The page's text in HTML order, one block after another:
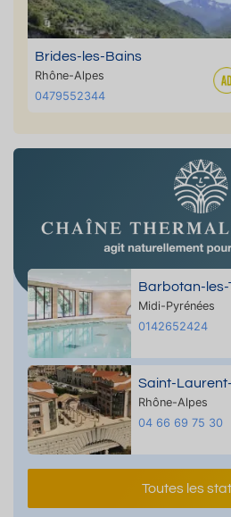
Brides-les-Bains
Rhône-Alpes
0479552344
Barbotan-les-
Midi-Pyrénées
0142652424
Saint-
Rhône-Alpes
04 66 69 75 30
Toutes les